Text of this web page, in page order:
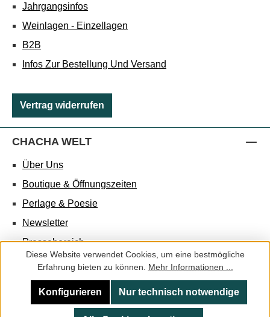
Jahrgangsinfos
Weinlagen - Einzellagen
B2B
Infos Zur Bestellung Und Versand
Vertrag widerrufen
CHACHA WELT
Über Uns
Boutique & Öffnungszeiten
Perlage & Poesie
Newsletter
Pressebereich
Podcasts
Team
Diese Website verwendet Cookies, um eine bestmögliche
Erfahrung bieten zu können. Mehr Informationen ...
Nur technisch notwendige
Konfigurieren